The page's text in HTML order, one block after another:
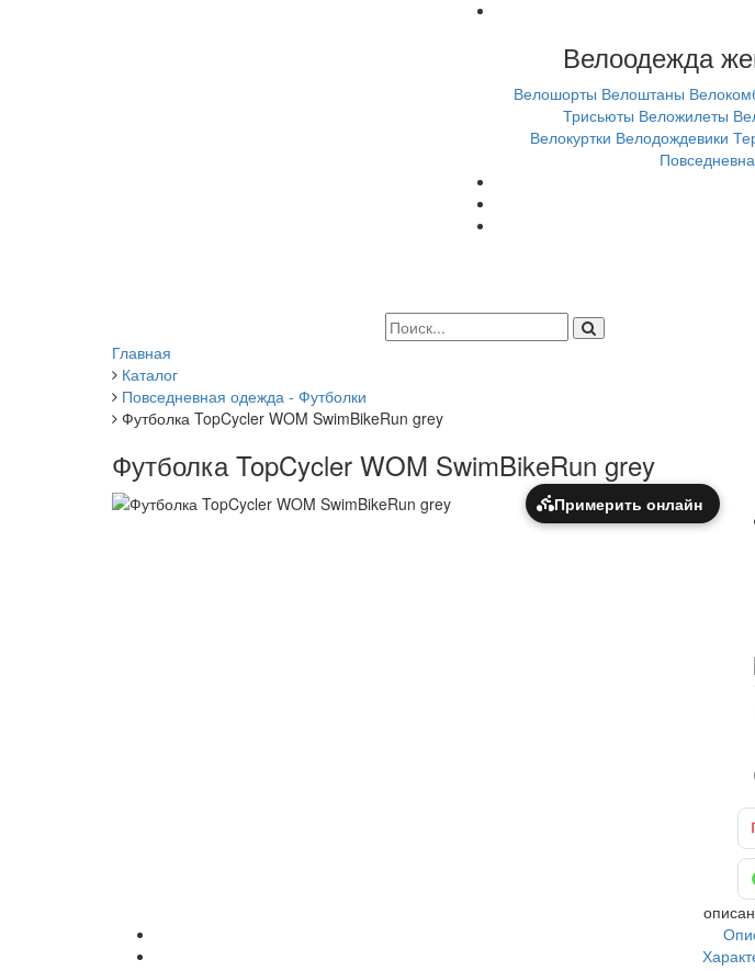
Велоодежда
Велошорты Велоштаны
Трисьюты Веложилеты
Велокуртки Велодождевики
Главная
Каталог
Повседневная одежда - Футболки
Футболка TopCycler WOM SwimBikeRun grey
Футболка TopCycler WOM SwimBikeRun grey
Примерить онлайн